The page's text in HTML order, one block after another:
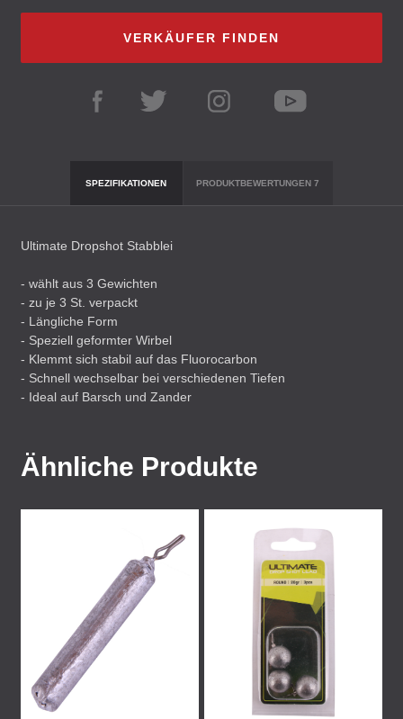
VERKÄUFER FINDEN
SPEZIFIKATIONEN PRODUKTBEWERTUNGEN7
Ultimate Dropshot Stabblei
- wählt aus 3 Gewichten
- zu je 3 St. verpackt
- Längliche Form
- Speziell geformter Wirbel
- Klemmt sich stabil auf das Fluorocarbon
- Schnell wechselbar bei verschiedenen Tiefen
- Ideal auf Barsch und Zander
Ähnliche Produkte